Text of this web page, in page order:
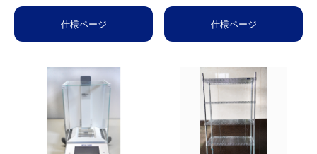
仕様ページ 仕様ページ